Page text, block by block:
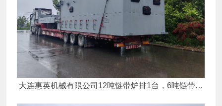
大连惠英机械有限公司12吨链带炉排1台，6吨链带炉